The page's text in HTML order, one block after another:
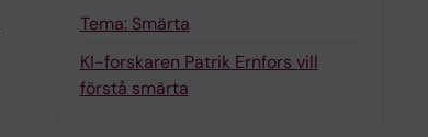
Tema: Smärta
KI-forskaren Patrik Ernfors vill
förstå smärta